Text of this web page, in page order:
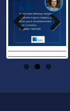
ous